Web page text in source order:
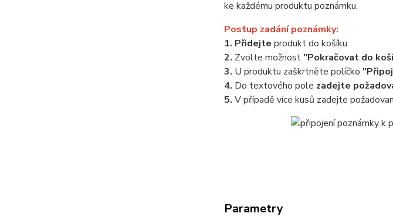
ke každému produktu poznámku.
Postup zadání poznámky:
1. Přidejte produkt do košíku
2. Zvolte možnost"Pokračovat do
3. U produktu zaškrtněte políčko
4. Do textového pole zadejte
5. V případě více kusů zadejte
Parametry